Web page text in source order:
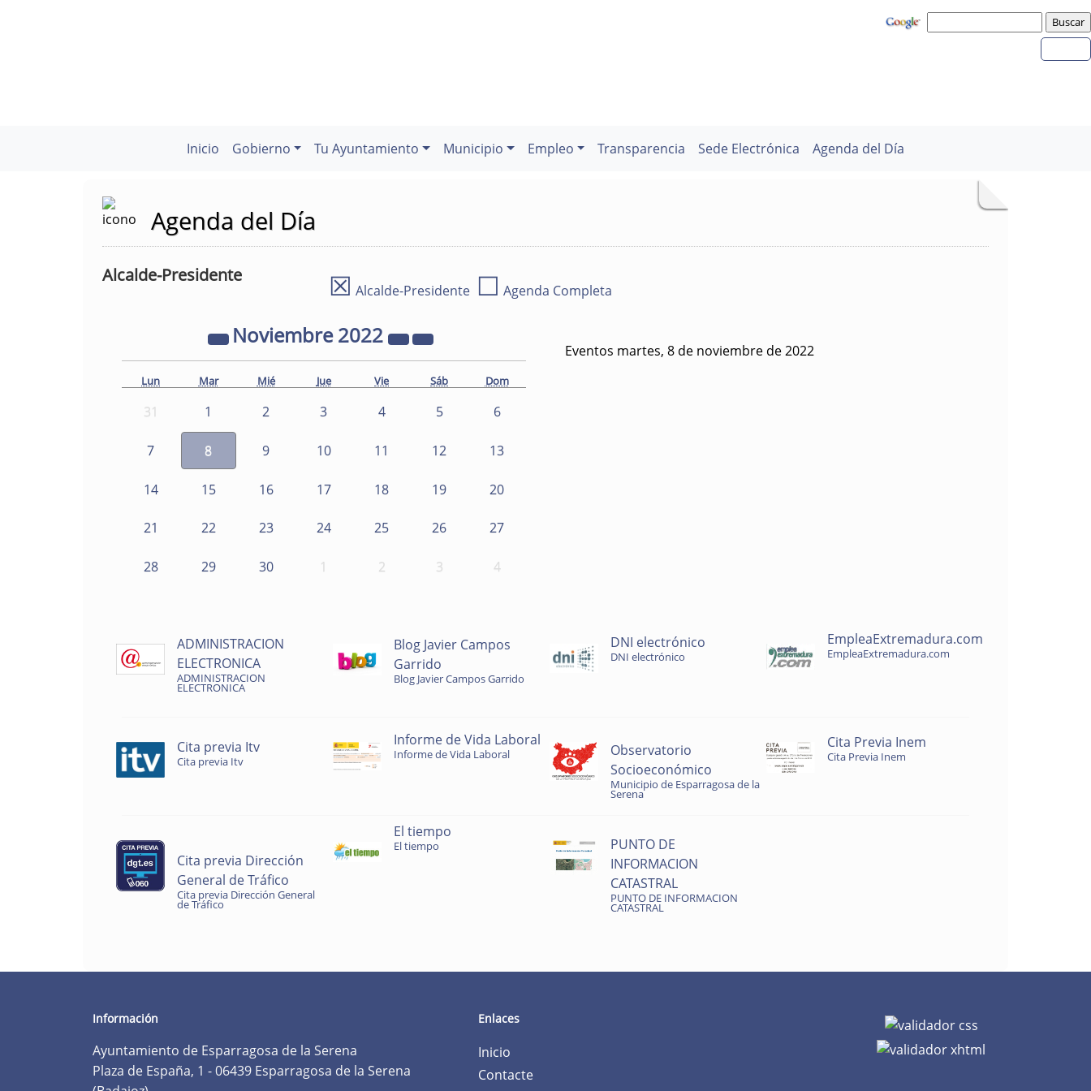
Inicio Gobierno Tu Ayuntamiento Municipio Empleo Transparencia Sede Electrónica Agenda del Día
Agenda del Día
Alcalde-Presidente ☒ Alcalde-Presidente ☐ Agenda Completa
Noviembre2022
Lun Mar Mié Jue Vie Sáb Dom
31 1 2 3 4 5 6
7 8 9 10 11 12 13
14 15 16 17 18 19 20
21 22 23 24 25 26 27
28 29 30 1 2 3 4
Eventos martes, 8 de noviembre de 2022
ADMINISTRACION
ELECTRONICA
ADMINISTRACION
ELECTRONICA
Blog Javier Campos
Garrido
Blog Javier Campos Garrido
DNI electrónico
DNI electrónico
EmpleaExtremadura.com
EmpleaExtremadura.com
Cita previa Itv
Cita previa Itv
Informe de Vida Laboral
Informe de Vida Laboral
Observatorio
Socioeconómico
Municipio de Esparragosa de la
Serena
Cita Previa Inem
Cita Previa Inem
Cita previa Dirección
General de Tráfico
Cita previa Dirección General
de Tráfico
El tiempo
El tiempo
PUNTO DE
INFORMACION
CATASTRAL
PUNTO DE INFORMACION
CATASTRAL
Información
Ayuntamiento de Esparragosa de la Serena
Plaza de España, 1 - 06439 Esparragosa de la Serena
Enlaces
Inicio
Contacte